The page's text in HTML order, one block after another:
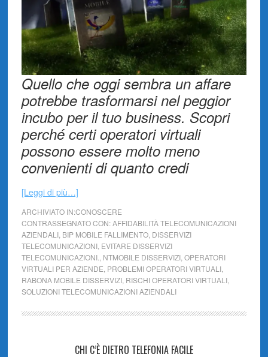
Quello che oggi sembra un affare
potrebbe trasformarsi nel peggior
incubo per il tuo business. Scopri
perché certi operatori virtuali
possono essere molto meno
convenienti di quanto credi
[Leggi di più…]
ARCHIVIATO IN:CONOSCERE
CONTRASSEGNATO CON:AFFIDABILITÀ TELECOMUNICAZIONI
AZIENDALI, BIP MOBILE FALLIMENTO, DISSERVIZI
TELECOMUNICAZIONI, EVITARE DISSERVIZI
TELECOMUNICAZIONI. NTMOBILE DISSERVIZI, OPERATORI
VIRTUALI PER AZIENDE PROBLEMI OPERATORI VIRTUALI,
RABONA MOBILE DISSERVIZI, RISCHI OPERATORI VIRTUALI,
SOLUZIONI TELECOMUNICAZIONI AZIENDALI
CHI C’È DIETRO TELEFONIA FACILE